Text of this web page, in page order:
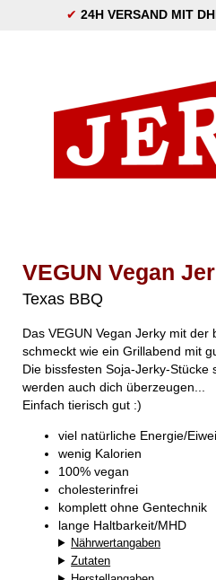
✔ 24H VERSAND MIT
VEGUN Vegan
Texas BBQ
Das VEGUN Vegan Jerky mit
schmeckt wie ein Grillabend mit
Die bissfesten Soja-Jerky-
werden auch dich überzeugen...
Einfach tierisch gut :)
viel natürliche Energie/
wenig Kalorien
100% vegan
cholesterinfrei
komplett ohne Gentechnik
lange Haltbarkeit/MHD
Nährwertangaben
Zutaten